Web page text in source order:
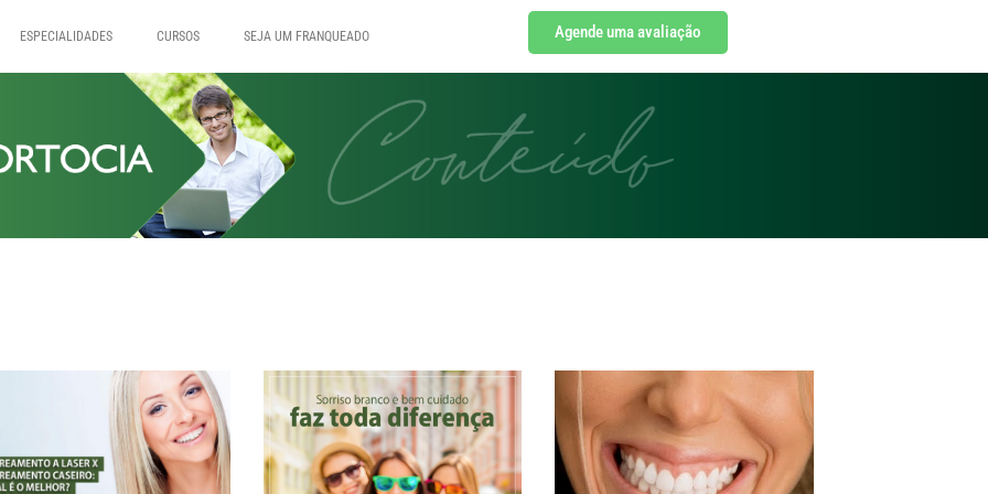
ESPECIALIDADES CURSOS SEJA UM FRANQUEADO Agende uma avaliação